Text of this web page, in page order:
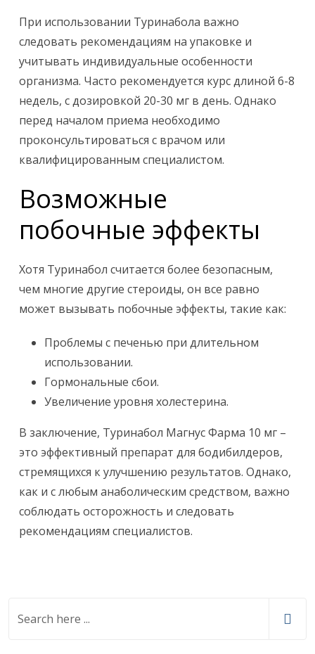
При использовании Туринабола важно
следовать рекомендациям на упаковке и
учитывать индивидуальные особенности
организма. Часто рекомендуется курс длиной 6-8
недель, с дозировкой 20-30 мг в день. Однако
перед началом приема необходимо
проконсультироваться с врачом или
квалифицированным специалистом.
Возможные
побочные эффекты
Хотя Туринабол считается более безопасным,
чем многие другие стероиды, он все равно
может вызывать побочные эффекты, такие как:
Проблемы с печенью при длительном
использовании.
Гормональные сбои.
Увеличение уровня холестерина.
В заключение, Туринабол Магнус Фарма 10 мг –
это эффективный препарат для бодибилдеров,
стремящихся к улучшению результатов. Однако,
как и с любым анаболическим средством, важно
соблюдать осторожность и следовать
рекомендациям специалистов.